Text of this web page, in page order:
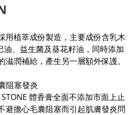
用植萃成份製造，主要成份含乳木
油、益生菌及葵花籽油，同時添加
潤補給，產生另一層額外保護。
阻塞發炎
體香膏全面不添加市面上止
避擔心毛囊阻塞而引起肌膚發炎問